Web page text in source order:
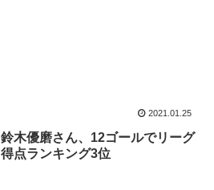
2021.01.25
鈴木優磨さん、12ゴールでリーグ
得点ランキング3位